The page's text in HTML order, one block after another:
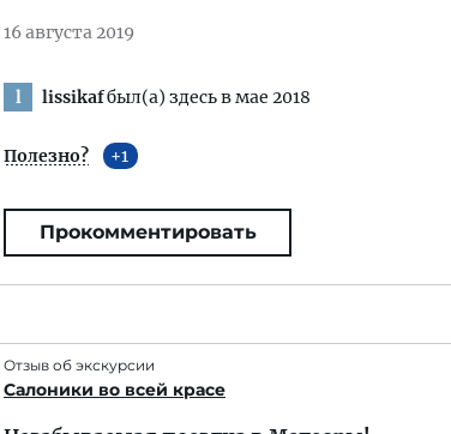
16 августа 2019
l lissikafбыл(а) здесь в мае 2018
Полезно? 1
Прокомментировать
Отзыв об экскурсии
Салоники во всей красе